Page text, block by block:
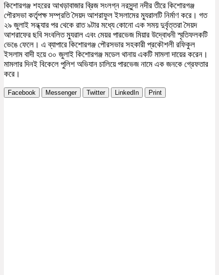
কিশোরগঞ্জ শহরের আখড়াবাজার ব্রিজ সংলগ্ন নরসুন্দা নদীর তীরে কিশোরগঞ্জ
পৌরসভা কর্তৃপক্ষ সম্প্রতি সৈয়দ আশরাফুল ইসলামের ম্যুরালটি নির্মাণ করে। গত
২৯ জুলাই সন্ধ্যার পর থেকে রাত ৯টার মধ্যে কোনো এক সময় দুর্বৃত্তরা সৈয়দ
আশরাফের ছবি সংবলিত ম্যুরাল এবং মেয়র পারভেজ মিয়ার উদ্বোধনী স্মৃতিফলকটি
ভেঙে ফেলে। এ ব্যাপারে কিশোরগঞ্জ পৌরসভার সহকারী প্রকৌশলী রফিকুল
ইসলাম বাদী হয়ে ৩০ জুলাই কিশোরগঞ্জ মডেল থানায় একটি মামলা দায়ের করেন।
মামলার দিনই বিকেলে পুলিশ অভিযান চালিয়ে পারভেজ নামে এক জনকে গ্রেফতার
করে।
Facebook Messenger Twitter LinkedIn Print